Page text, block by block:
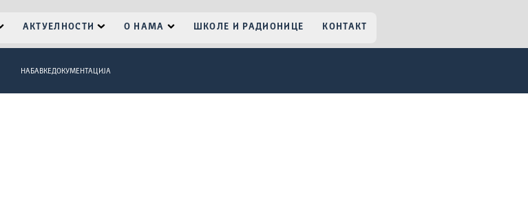
АКТУЕЛНОСТИ О НАМА ШКОЛЕ И РАДИОНИЦЕ КОНТАКТ
НАБАВКЕДОКУМЕНТАЦИЈА